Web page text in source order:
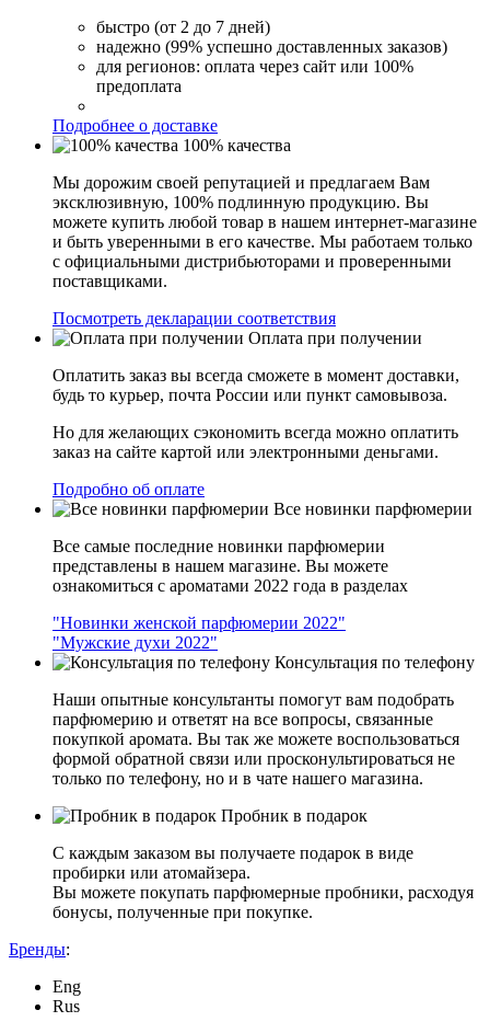
быстро (от 2 до 7 дней)
надежно (99% успешно доставленных заказов)
для регионов: оплата через сайт или 100%
предоплата
Подробнее о доставке
100% качества
Мы дорожим своей репутацией и предлагаем Вам
эксклюзивную, 100% подлинную продукцию. Вы
можете купить любой товар в нашем интернет-магазине
и быть уверенными в его качестве. Мы работаем только
с официальными дистрибьюторами и проверенными
поставщиками.
Посмотреть декларации соответствия
Оплата при получении
Оплатить заказ вы всегда сможете в момент доставки,
будь то курьер, почта России или пункт самовывоза.
Но для желающих сэкономить всегда можно оплатить
заказ на сайте картой или электронными деньгами.
Подробно об оплате
Все новинки парфюмерии
Все самые последние новинки парфюмерии
представлены в нашем магазине. Вы можете
ознакомиться с ароматами 2022 года в разделах
"Новинки женской парфюмерии 2022"
"Мужские духи 2022"
Консультация по телефону
Наши опытные консультанты помогут вам подобрать
парфюмерию и ответят на все вопросы, связанные
покупкой аромата. Вы так же можете воспользоваться
формой обратной связи или просконультироваться не
только по телефону, но и в чате нашего магазина.
Пробник в подарок
С каждым заказом вы получаете подарок в виде
пробирки или атомайзера.
Вы можете покупать парфюмерные пробники, расходуя
бонусы, полученные при покупке.
Бренды:
Eng
Rus